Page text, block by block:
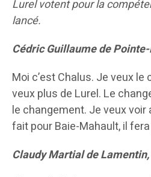
Lurel votent pour la
lancé.
Cédric Guillaume de
Moi c’est Chalus. Je veux
veux plus de Lurel. Le
le changement. Je veux
fait pour Baie-Mahault, il
Claudy Martial de